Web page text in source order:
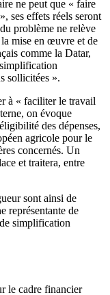
ne peut que « faire
ses effets réels seront
problème ne relève
la mise en œuvre et de
comme la Datar,
sollicitées ».
à « faciliter le travail
on évoque
des dépenses,
agricole pour le
concernés. Un
et traitera, entre
sont ainsi de
représentante de
simplification
le cadre financier